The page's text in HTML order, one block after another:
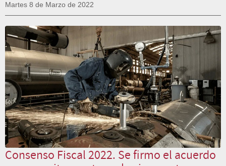
Martes 8 de Marzo de 2022
Consenso Fiscal 2022. Se firmo el acuerdo